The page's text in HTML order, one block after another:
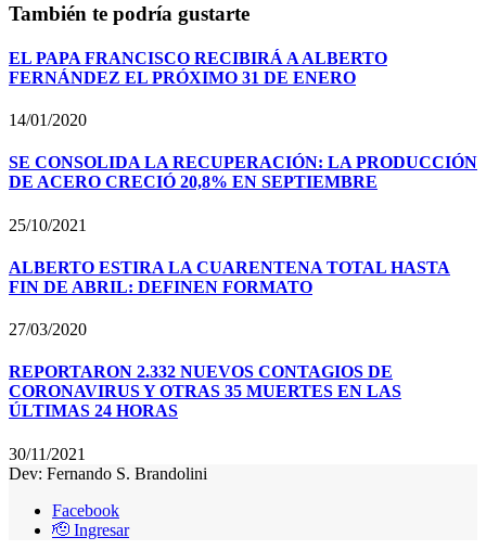
También te podría gustarte
EL PAPA FRANCISCO RECIBIRÁ A ALBERTO
FERNÁNDEZ EL PRÓXIMO 31 DE ENERO
14/01/2020
SE CONSOLIDA LA RECUPERACIÓN: LA PRODUCCIÓN
DE ACERO CRECIÓ 20,8% EN SEPTIEMBRE
25/10/2021
ALBERTO ESTIRA LA CUARENTENA TOTAL HASTA
FIN DE ABRIL: DEFINEN FORMATO
27/03/2020
REPORTARON 2.332 NUEVOS CONTAGIOS DE
CORONAVIRUS Y OTRAS 35 MUERTES EN LAS
ÚLTIMAS 24 HORAS
30/11/2021
Dev: Fernando S. Brandolini
Facebook
🫡 Ingresar